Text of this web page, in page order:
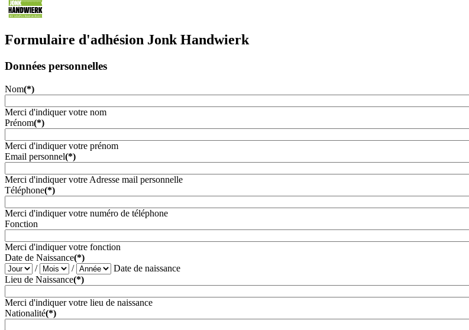
Formulaire d'adhésion Jonk Handwierk
Données personnelles
Nom(*)
Merci d'indiquer votre nom
Prénom(*)
Merci d'indiquer votre prénom
Email personnel(*)
Merci d'indiquer votre Adresse mail personnelle
Téléphone(*)
Merci d'indiquer votre numéro de téléphone
Fonction
Merci d'indiquer votre fonction
Date de Naissance(*)
/
/
Date de naissance
Lieu de Naissance(*)
Merci d'indiquer votre lieu de naissance
Nationalité(*)